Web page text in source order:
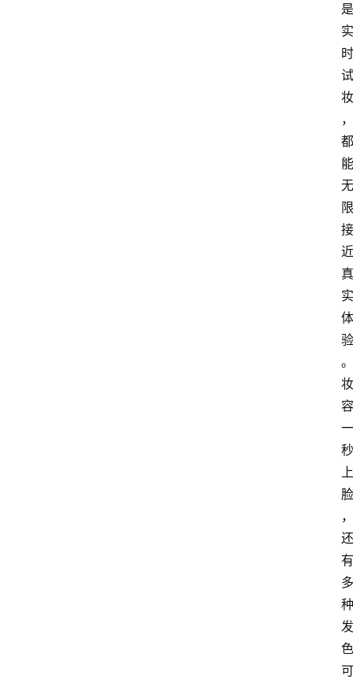
是
实
时
试
妆
，
都
能
无
限
接
近
真
实
体
验
。
妆
容
一
秒
上
脸
，
还
有
多
种
发
色
可